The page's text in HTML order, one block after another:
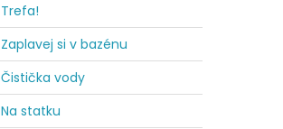
Trefa!
Zaplavej si v bazénu
Čistička vody
Na statku